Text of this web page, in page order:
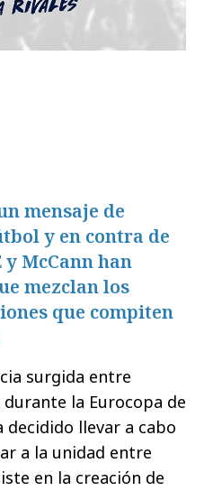
mensaje de
y en contra de
McCann han
mezclan los
que compiten
surgida entre
la Eurocopa de
decidido llevar a cabo
a la unidad entre
en la creación de